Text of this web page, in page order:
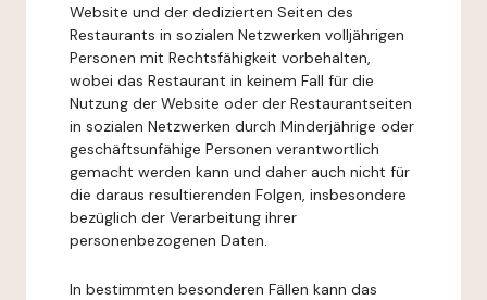
Website und der dedizierten Seiten des
Restaurants in sozialen Netzwerken volljährigen
Personen mit Rechtsfähigkeit vorbehalten,
wobei das Restaurant in keinem Fall für die
Nutzung der Website oder der Restaurantseiten
in sozialen Netzwerken durch Minderjährige oder
geschäftsunfähige Personen verantwortlich
gemacht werden kann und daher auch nicht für
die daraus resultierenden Folgen, insbesondere
bezüglich der Verarbeitung ihrer
personenbezogenen Daten.
In bestimmten besonderen Fällen kann das